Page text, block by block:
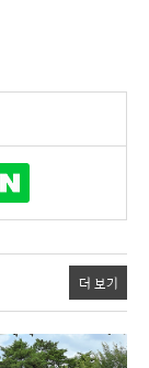
더 보기